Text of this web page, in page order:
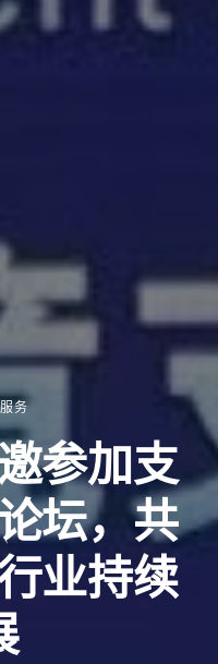
务
参加支
坛，共
业持续